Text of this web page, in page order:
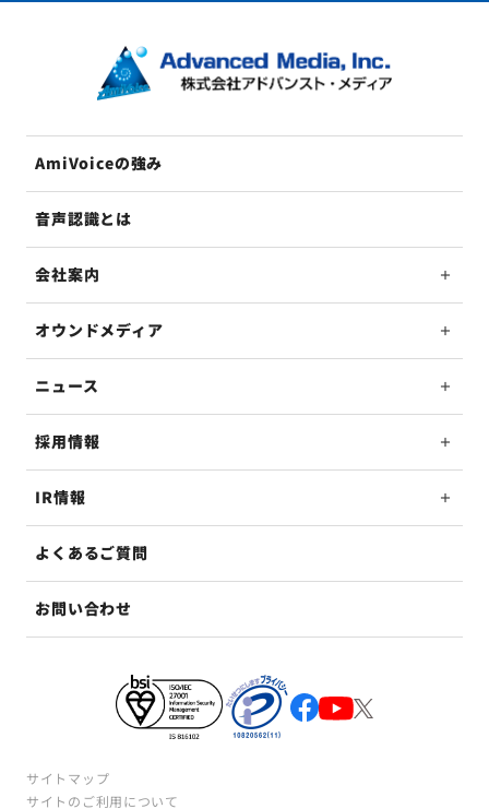
AmiVoiceの強み
音声認識とは
会社案内
オウンドメディア
ニュース
採用情報
IR情報
よくあるご質問
お問い合わせ
サイトマップ
サイトのご利用について